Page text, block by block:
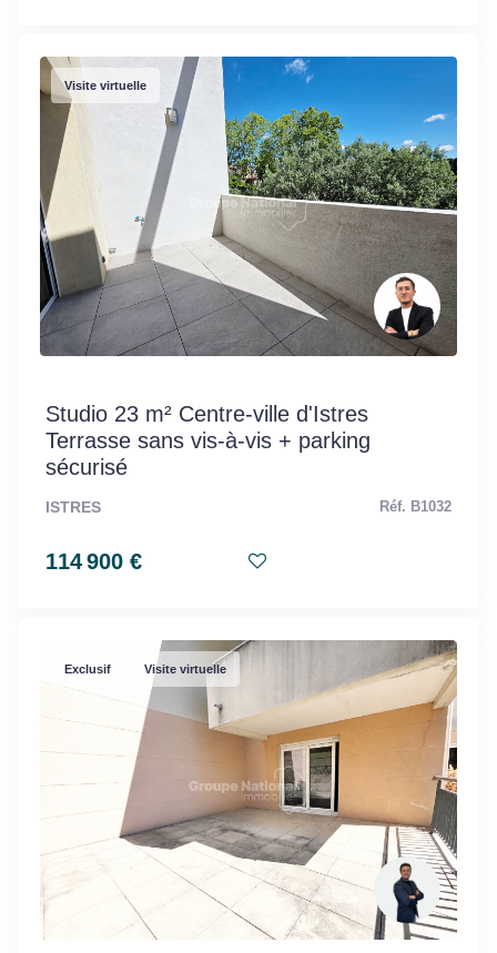
Visite virtuelle
Studio 23 m² Centre-ville d'Istres
Terrasse sans vis-à-vis + parking
sécurisé
ISTRES Réf. B1032
114 900 €
Exclusif Visite virtuelle